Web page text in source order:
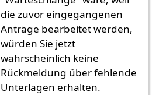
die zuvor eingegangenen
Anträge bearbeitet werden,
würden Sie jetzt
wahrscheinlich keine
Rückmeldung über fehlende
Unterlagen erhalten.